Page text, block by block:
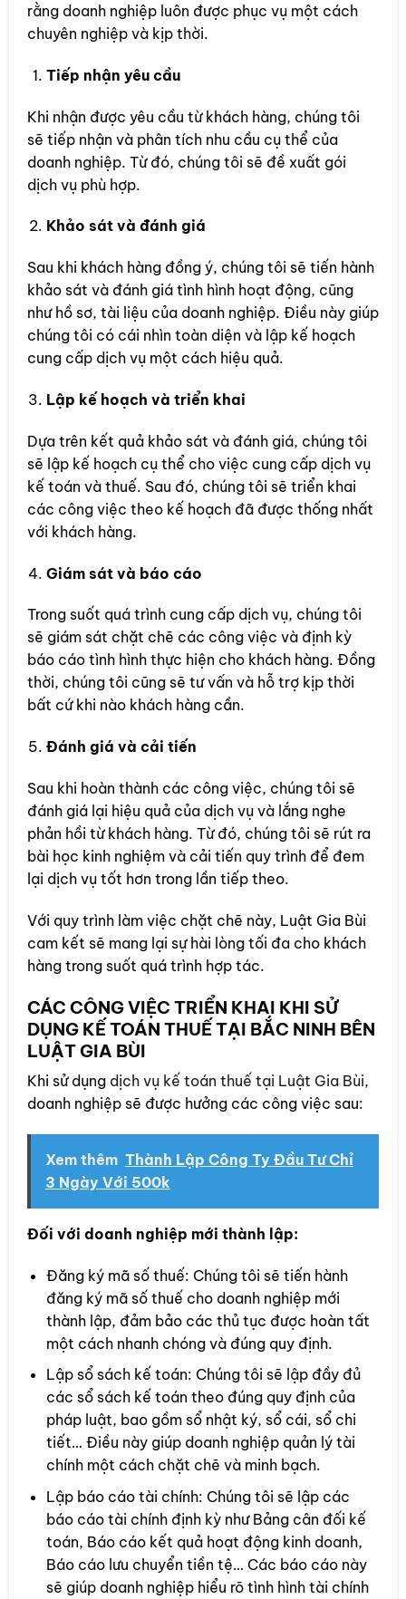
rằng doanh nghiệp luôn được phục vụ một cách
chuyên nghiệp và kịp thời.
Tiếp nhận yêu cầu
Khi nhận được yêu cầu từ khách hàng, chúng tôi
sẽ tiếp nhận và phân tích nhu cầu cụ thể của
doanh nghiệp. Từ đó, chúng tôi sẽ đề xuất gói
dịch vụ phù hợp.
Khảo sát và đánh giá
Sau khi khách hàng đồng ý, chúng tôi sẽ tiến hành
khảo sát và đánh giá tình hình hoạt động, cũng
như hồ sơ, tài liệu của doanh nghiệp. Điều này giúp
chúng tôi có cái nhìn toàn diện và lập kế hoạch
cung cấp dịch vụ một cách hiệu quả.
Lập kế hoạch và triển khai
Dựa trên kết quả khảo sát và đánh giá, chúng tôi
sẽ lập kế hoạch cụ thể cho việc cung cấp dịch vụ
kế toán và thuế. Sau đó, chúng tôi sẽ triển khai
các công việc theo kế hoạch đã được thống nhất
với khách hàng.
Giám sát và báo cáo
Trong suốt quá trình cung cấp dịch vụ, chúng tôi
sẽ giám sát chặt chẽ các công việc và định kỳ
báo cáo tình hình thực hiện cho khách hàng. Đồng
thời, chúng tôi cũng sẽ tư vấn và hỗ trợ kịp thời
bất cứ khi nào khách hàng cần.
Đánh giá và cải tiến
Sau khi hoàn thành các công việc, chúng tôi sẽ
đánh giá lại hiệu quả của dịch vụ và lắng nghe
phản hồi từ khách hàng. Từ đó, chúng tôi sẽ rút ra
bài học kinh nghiệm và cải tiến quy trình để đem
lại dịch vụ tốt hơn trong lần tiếp theo.
Với quy trình làm việc chặt chẽ này, Luật Gia Bùi
cam kết sẽ mang lại sự hài lòng tối đa cho khách
hàng trong suốt quá trình hợp tác.
CÁC CÔNG VIỆC TRIỂN KHAI KHI SỬ
DỤNG KẾ TOÁN THUẾTẠI BẮC NINH BÊN
LUẬT GIA BÙI
Khi sử dụng dịch vụ kế toán thuế tại Luật Gia Bùi,
doanh nghiệp sẽ được hưởng các công việc sau:
Xem thêm Thành Lập Công Ty Đầu Tư Chỉ
3 Ngày Với 500k
Đối với doanh nghiệp mới thành lập:
Đăng ký mã số thuế: Chúng tôi sẽ tiến hành
đăng ký mã số thuế cho doanh nghiệp mới
thành lập, đảm bảo các thủ tục được hoàn tất
một cách nhanh chóng và đúng quy định.
Lập sổ sách kế toán: Chúng tôi sẽ lập đầy đủ
các sổ sách kế toán theo đúng quy định của
pháp luật, bao gồm sổ nhật ký, sổ cái, sổ chi
tiết… Điều này giúp doanh nghiệp quản lý tài
chính một cách chặt chẽ và minh bạch.
Lập báo cáo tài chính: Chúng tôi sẽ lập các
báo cáo tài chính định kỳ như Bảng cân đối kế
toán, Báo cáo kết quả hoạt động kinh doanh,
Báo cáo lưu chuyển tiền tệ… Các báo cáo này
sẽ giúp doanh nghiệp hiểu rõ tình hình tài chính